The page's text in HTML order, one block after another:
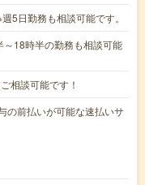
5日勤務も相談可能です。
18時半の勤務も相談可能
相談可能です！
前払いが可能な速払いサ